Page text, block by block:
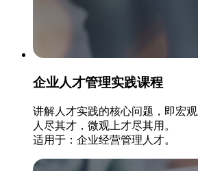
企业人才管理实践课程
讲解人才实践的核心问题，即宏
人尽其才，微观上才尽其用。
适用于：企业经营管理人才。